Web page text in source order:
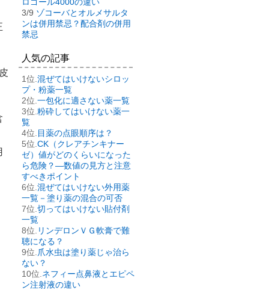
3/9 ゾコーバとオルメサルタ
ンは併用禁忌？配合剤の併用
禁忌
人気の記事
混ぜてはいけないシロッ
プ・粉薬一覧
一包化に適さない薬一覧
粉砕してはいけない薬一
覧
目薬の点眼順序は？
CK（クレアチンキナー
ゼ）値がどのくらいになった
ら危険？―数値の見方と注意
すべきポイント
混ぜてはいけない外用薬
一覧－塗り薬の混合の可否
切ってはいけない貼付剤
一覧
リンデロンＶＧ軟膏で難
聴になる？
爪水虫は塗り薬じゃ治ら
ない？
ネフィー点鼻液とエピペ
ン注射液の違い